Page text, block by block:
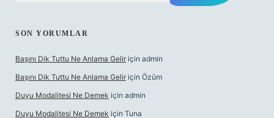
SON YORUMLAR
Başını Dik Tuttu Ne Anlama Gelir için admin
Başını Dik Tuttu Ne Anlama Gelir için Özüm
Duyu Modalitesi Ne Demek için admin
Duyu Modalitesi Ne Demek için Tuna